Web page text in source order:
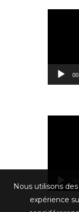
Nous utilisons
expérience